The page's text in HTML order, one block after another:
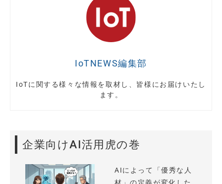
IoTNEWS編集部
IoTに関する様々な情報を取材し、皆様にお届けいたし
ます。
企業向けAI活用虎の巻
AIによって「優秀な人